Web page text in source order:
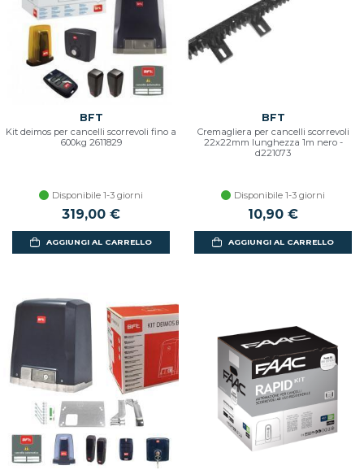
BFT
Kit deimos per cancelli scorrevoli fino a
600kg 2611829
Disponibile 1-3 giorni
319,00 €
AGGIUNGI AL CARRELLO
BFT
Cremagliera per cancelli scorrevoli
22x22mm lunghezza 1m nero -
d221073
Disponibile 1-3 giorni
10,90 €
AGGIUNGI AL CARRELLO